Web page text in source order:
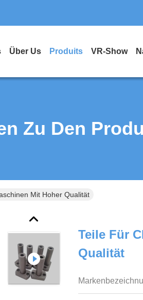
Über Us Produits VR-Show
Zu Den
Mit Hoher Qualität
Teile Für
Qualität